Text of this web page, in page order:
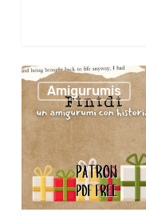
PDF
Gratuito
para
Descargar:
Un
amigurumi
con
Amigurumis